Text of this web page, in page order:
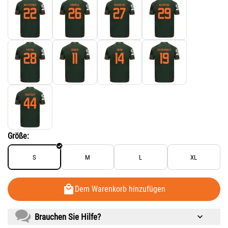
Größe:
S M L XL
Dem Warenkorb hinzufügen
Brauchen Sie Hilfe?